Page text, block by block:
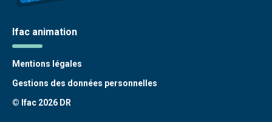
Ifac animation
Mentions légales
Gestions des données personnelles
© Ifac 2026 DR